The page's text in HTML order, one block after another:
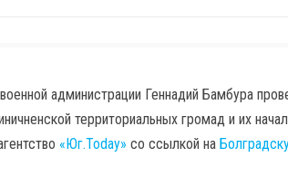
администрации Геннадий Бамбура
территориальных громад и их
«Юг.Today» со ссылкой на